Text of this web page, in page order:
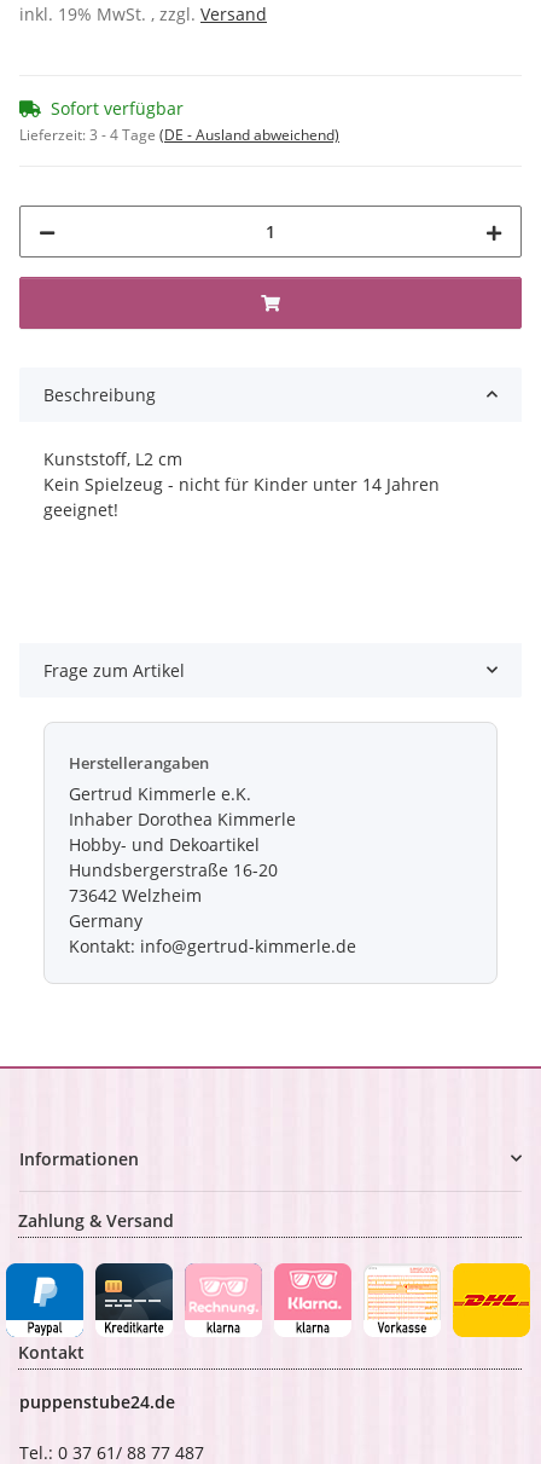
inkl. 19% MwSt. , zzgl. Versand
Sofort verfügbar
Lieferzeit:3 - 4 Tage (DE - Ausland abweichend)
Beschreibung
Kunststoff, L2 cm
Kein Spielzeug - nicht für Kinder unter 14 Jahren
geeignet!
Frage zum Artikel
Herstellerangaben
Gertrud Kimmerle e.K.
Inhaber Dorothea Kimmerle
Hobby- und Dekoartikel
Hundsbergerstraße 16-20
73642 Welzheim
Germany
Kontakt: info@gertrud-kimmerle.de
Informationen
Zahlung & Versand
Kontakt
puppenstube24.de
Tel.: 0 37 61/ 88 77 487